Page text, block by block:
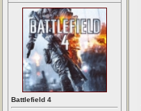
Battlefield 4